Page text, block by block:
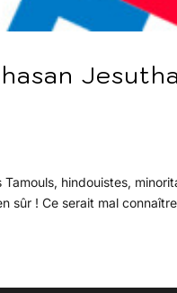
hindouistes,
sûr ! Ce serait mal